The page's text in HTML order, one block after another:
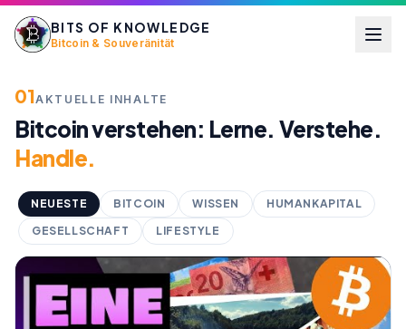
BITS OF KNOWLEDGE
Bitcoin & Souveränität
01AKTUELLE INHALTE
Bitcoin verstehen: Lerne. Verstehe.
Handle.
NEUESTE BITCOIN WISSEN
HUMANKAPITAL
GESELLSCHAFT
LIFESTYLE